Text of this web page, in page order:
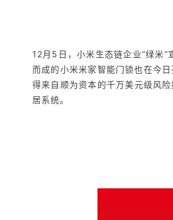
12月5日，小米生态链企业“绿米
而成的小米米家智能门锁也在今
得来自顺为资本的千万美元级风
居系统。